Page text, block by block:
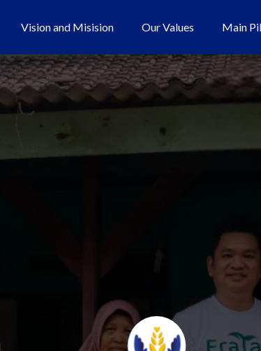
Vision and Misision Our Values Main